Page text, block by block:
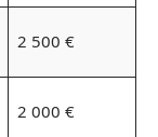
2 500 €
2 000 €